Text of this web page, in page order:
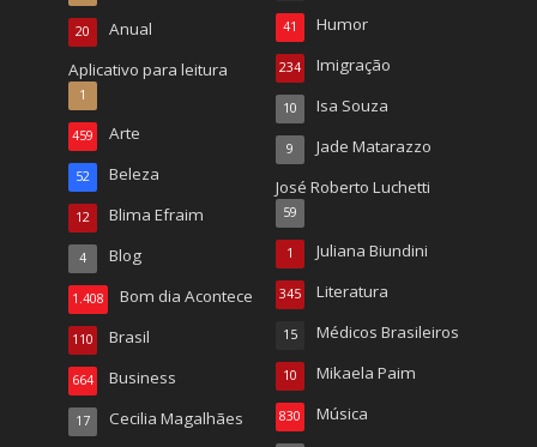
Anual
20
Aplicativo para leitura
1
Arte
459
Beleza
52
Blima Efraim
12
Blog
4
Bom dia Acontece
1.408
Brasil
110
Business
664
Cecilia Magalhães
17
Humor
41
Imigração
234
Isa Souza
10
Jade Matarazzo
9
José Roberto Luchetti
59
Juliana Biundini
1
Literatura
345
Médicos Brasileiros
15
Mikaela Paim
10
Música
830